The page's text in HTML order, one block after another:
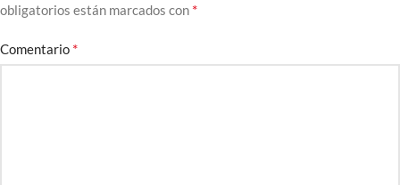
obligatorios están marcados con *
Comentario *